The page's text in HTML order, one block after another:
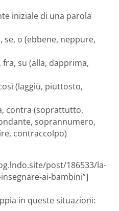
iniziale di una parola
se, o (ebbene, neppure,
su (alla, dapprima,
(laggiù, piuttosto,
contra (soprattutto,
soprannumero,
contraccolpo)
post/186533/la-
ai-bambini”]
in queste situazioni: